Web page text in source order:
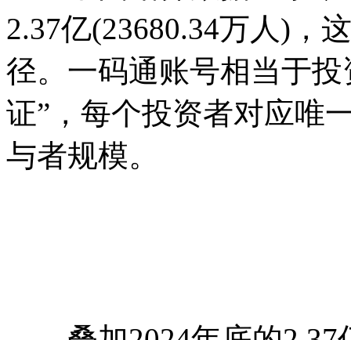
2.37亿(23680.34万人)，
径。一码通账号相当于
证”，每个投资者对应唯
与者规模。